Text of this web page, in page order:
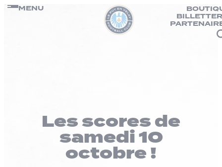
Passer
MENU
Les scores de
samedi 10
octobre !
Panneau de gestion des cookies